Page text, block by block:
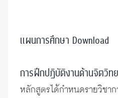
แผนการศึกษา Download
การฝึกปฏิบัติงานด้านจิตวิท
หลักสูตรได้กำหนดรายวิชา